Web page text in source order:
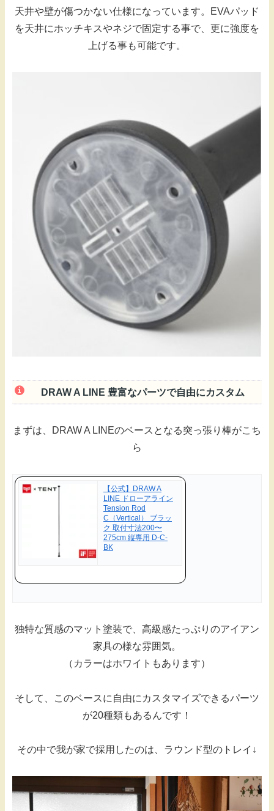
天井や壁が傷つかない仕様になっています。EVAパッド
を天井にホッチキスやネジで固定する事で、更に強度を
上げる事も可能です。
DRAW A LINE 豊富なパーツで自由にカスタム
まずは、DRAW A LINEのベースとなる突っ張り棒がこち
ら
【公式】DRAW A
LINE ドローアライン
Tension Rod
C（Vertical） ブラッ
ク 取付寸法200〜
275cm 縦専用 D-C-
BK
独特な質感のマット塗装で、高級感たっぷりのアイアン
家具の様な雰囲気。
（カラーはホワイトもあります）
そして、このベースに自由にカスタマイズできるパーツ
が20種類もあるんです！
その中で我が家で採用したのは、ラウンド型のトレイ↓